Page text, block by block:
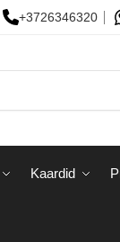
+3726346320
Kaardid